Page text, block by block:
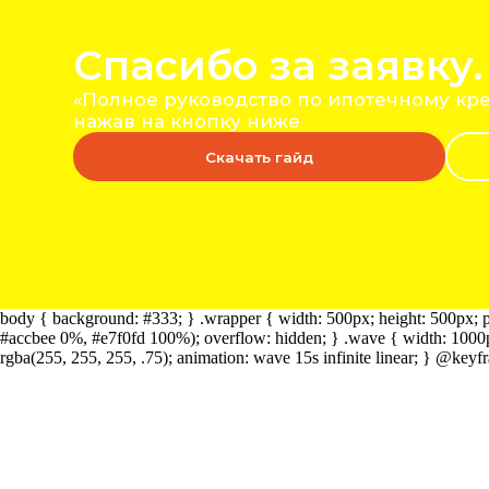
нажав на кнопку ниже
body { background: #333; } .wrapper { width: 500px; height: 500px;
#accbee 0%, #e7f0fd 100%); overflow: hidden; } .wave { width:
rgba(255, 255, 255, .75); animation: wave 15s infinite linear; }